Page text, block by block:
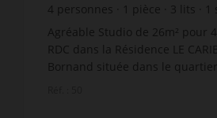
4 personnes pièce 3 lits
Agréable Studio de 26m² pour
RDC dans la Résidence LE
Bornand située dans le